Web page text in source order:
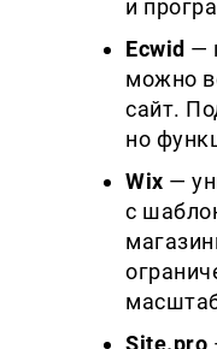
и
Ecwid —
можно
сайт.
но
Wix —
с
Site.pro